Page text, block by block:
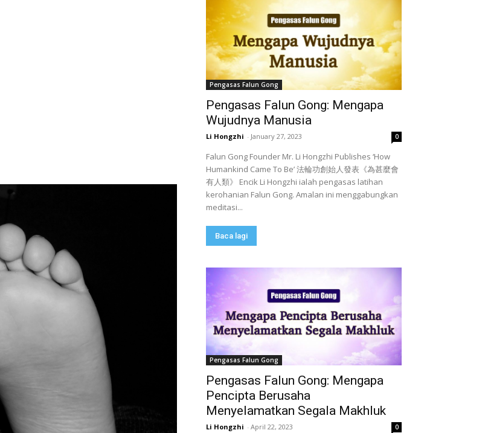
Pengasas Falun Gong
Pengasas Falun Gong: Mengapa
Wujudnya Manusia
Li Hongzhi - January 27, 2023 0
Falun Gong Founder Mr. Li Hongzhi Publishes ‘How
Humankind Came To Be’ 法輪功創始人發表《為甚麼會
有人類》 Encik Li Hongzhi ialah pengasas latihan
kerohanian Falun Gong. Amalan ini menggabungkan
meditasi...
Baca lagi
Pengasas Falun Gong
Pengasas Falun Gong: Mengapa
Pencipta Berusaha
Menyelamatkan Segala Makhluk
Li Hongzhi - April 22, 2023 0